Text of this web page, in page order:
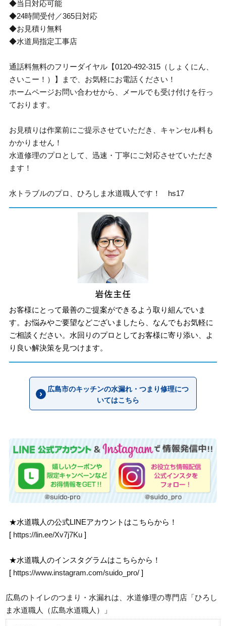
◆当日対応可能
◆24時間受付／365日対応
◆お見積り無料
◆水道局指定工事店
通話料無料のフリーダイヤル【0120-492-315（しょくにん、
さいこー！）】まで、お気軽にお電話ください！
ホームページお問い合わせから、メールでも受け付けを行っ
ております。
お見積りは作業前にご提示させていただき、キャンセル料も
かかりません！
水道修理のプロとして、迅速・丁寧にご対応させていただき
ます！
水トラブルのプロ、ひろしま水道職人です！ hs17
お客様にとって最善のご提案ができるよう取り組んでいま
す。お悩みやご要望などございましたら、なんでもお気軽に
ご相談ください。水回りのプロとしてお客様に寄り添い、よ
り良い解決策を見つけます。
広島市のキッチンの水漏れ・つまり修理につ
いてはこちら
★水道職人の公式LINEアカウントはこちらから！
[ https://lin.ee/Xv7j7Ku ]
★水道職人のインスタグラムはこちらから！
[ https://www.instagram.com/suido_pro/ ]
広島のトイレのつまり・水漏れは、水道修理の専門店「ひろし
ま水道職人（広島水道職人）」